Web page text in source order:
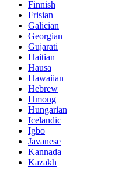
Finnish
Frisian
Galician
Georgian
Gujarati
Haitian
Hausa
Hawaiian
Hebrew
Hmong
Hungarian
Icelandic
Igbo
Javanese
Kannada
Kazakh